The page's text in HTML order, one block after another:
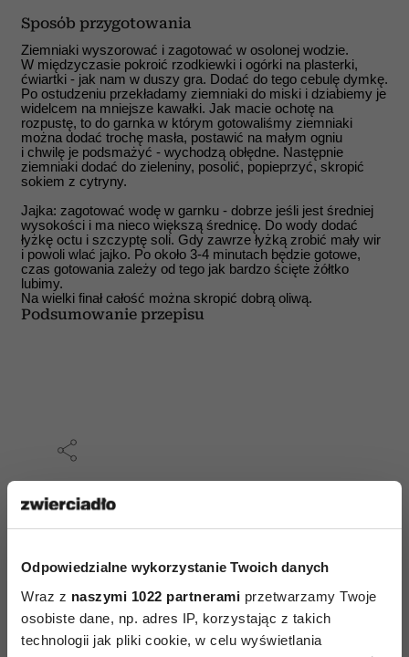
Odpowiedzialne wykorzystanie Twoich danych
Wraz z naszymi 1022 partnerami przetwarzamy Twoje
osobiste dane, np. adres IP, korzystając z takich
technologii jak pliki cookie, w celu wyświetlania
Sposób przygotowania
Ziemniaki wyszorować i zagotować w osolonej wodzie.
W międzyczasie pokroić rzodkiewki i ogórki na plasterki,
ćwiartki - jak nam w duszy gra. Dodać do tego cebulę dymkę.
Po ostudzeniu przekładamy ziemniaki do miski i dziabiemy je
widelcem na mniejsze kawałki. Jak macie ochotę na
rozpustę, to do garnka w którym gotowaliśmy ziemniaki
można dodać trochę masła, postawić na małym ogniu
i chwilę je podsmażyć - wychodzą obłędne. Następnie
ziemniaki dodać do zieleniny, posolić, popieprzyć, skropić
sokiem z cytryny.
Jajka: zagotować wodę w garnku - dobrze jeśli jest średniej
wysokości i ma nieco większą średnicę. Do wody dodać
łyżkę octu i szczyptę soli. Gdy zawrze łyżką zrobić mały wir
i powoli wlać jajko. Po około 3-4 minutach będzie gotowe,
czas gotowania zależy od tego jak bardzo ścięte żółtko
lubimy.
Na wielki finał całość można skropić dobrą oliwą.
Podsumowanie przepisu